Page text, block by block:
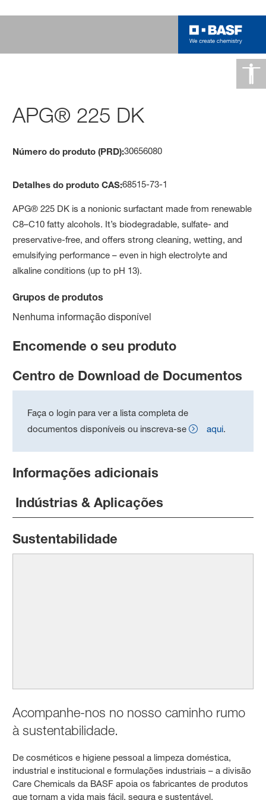
APG® 225 DK
Número do produto (PRD):30656080
Detalhes do produto CAS:68515-73-1
APG® 225 DK is a nonionic surfactant made from renewable
C8–C10 fatty alcohols. It’s biodegradable, sulfate- and
preservative-free, and offers strong cleaning, wetting, and
emulsifying performance – even in high electrolyte and
alkaline conditions (up to pH 13).
Grupos de produtos
Nenhuma informação disponível
Encomende o seu produto
Centro de Download de Documentos
Faça o login para ver a lista completa de
documentos disponíveis ou inscreva-se
aqui.
Informações adicionais
Indústrias & Aplicações
Sustentabilidade
Acompanhe-nos no nosso caminho rumo
à sustentabilidade.
De cosméticos e higiene pessoal a limpeza doméstica,
industrial e institucional e formulações industriais – a divisão
Care Chemicals da BASF apoia os fabricantes de produtos
que tornam a vida mais fácil, segura e sustentável.